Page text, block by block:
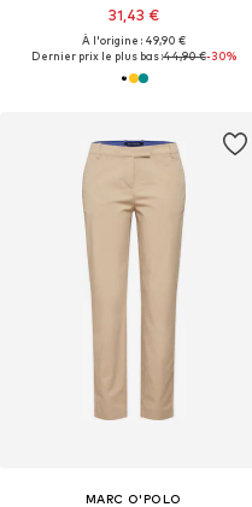
31,43 €
À l'origine : 49,90 €
Dernier prix le plus bas :44,90 €-30%
MARC O'POLO